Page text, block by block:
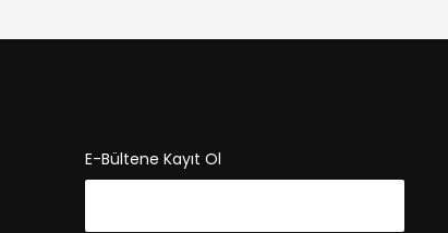
E-Bültene Kayıt Ol